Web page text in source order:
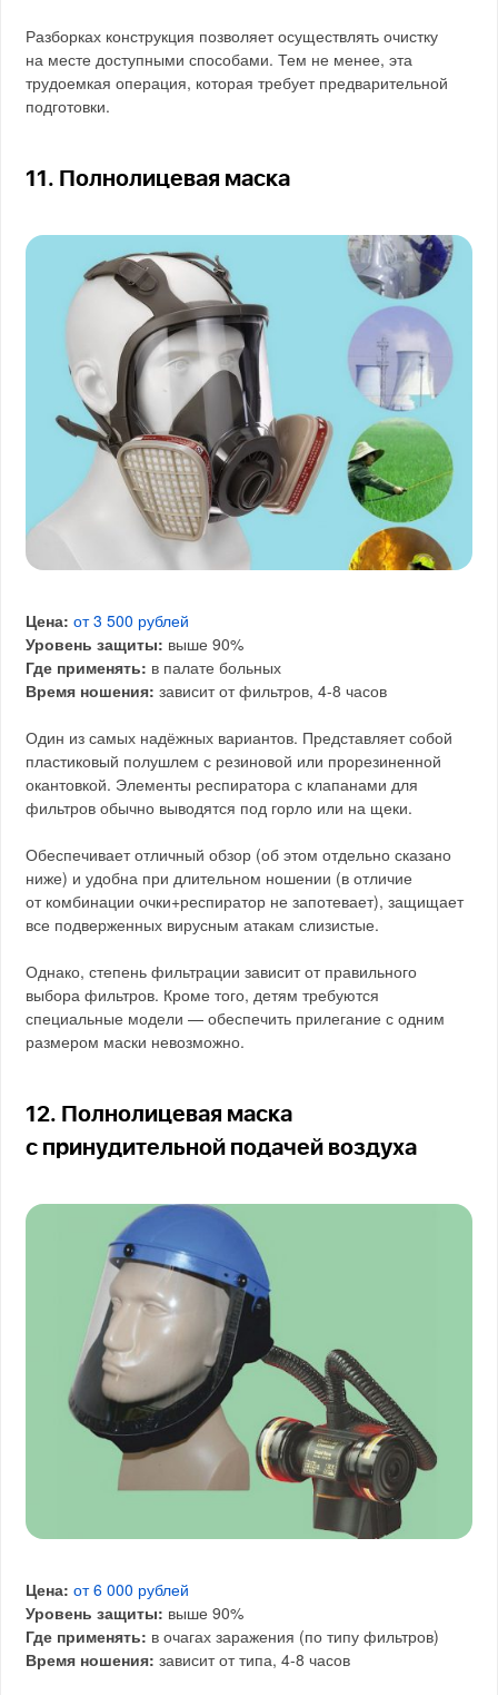
Разборках конструкция позволяет осуществлять очистку
на месте доступными способами. Тем не менее, эта
трудоемкая операция, которая требует предварительной
подготовки.
11. Полнолицевая маска
Цена: от 3 500 рублей
Уровень защиты: выше 90%
Где применять: в палате больных
Время ношения: зависит от фильтров, 4-8 часов
Один из самых надёжных вариантов. Представляет собой
пластиковый полушлем с резиновой или прорезиненной
окантовкой. Элементы респиратора с клапанами для
фильтров обычно выводятся под горло или на щеки.
Обеспечивает отличный обзор (об этом отдельно сказано
ниже) и удобна при длительном ношении (в отличие
от комбинации очки+респиратор не запотевает), защищает
все подверженных вирусным атакам слизистые.
Однако, степень фильтрации зависит от правильного
выбора фильтров. Кроме того, детям требуются
специальные модели — обеспечить прилегание с одним
размером маски невозможно.
12. Полнолицевая маска
с принудительной подачей воздуха
Цена: от 6 000 рублей
Уровень защиты: выше 90%
Где применять: в очагах заражения (по типу фильтров)
Время ношения: зависит от типа, 4-8 часов